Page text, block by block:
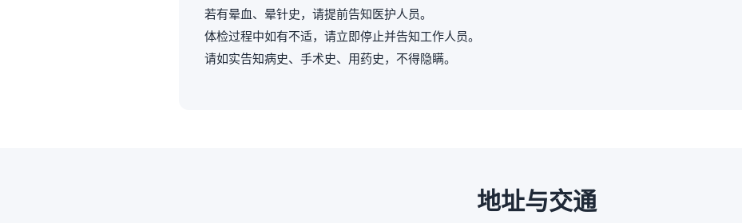
若有晕血、晕针史，请提前告知医护人员。
体检过程中如有不适，请立即停止并告知工作人员。
请如实告知病史、手术史、用药史，不得隐瞒。
地址与交通